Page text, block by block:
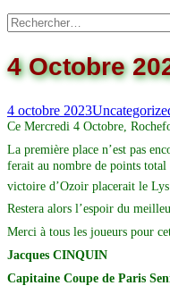
4 Octobre
4 octobre 2023
Ce Mercredi 4 Octobre,
La première place n’est pas
ferait au nombre de points
victoire d’Ozoir placerait le
Restera alors l’espoir du
Merci à tous les joueurs pour
Jacques CINQUIN
Capitaine Coupe de Paris